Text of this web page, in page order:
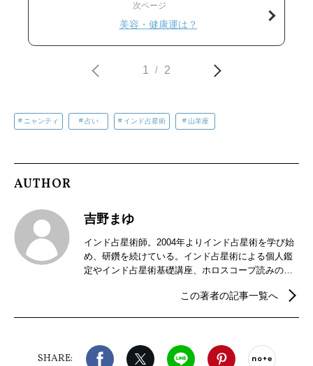
次ページ
美容・健康運は？
1 / 2
ニャンティ 占い インド占星術 山羊座
AUTHOR
吉野まゆ
インド占星術師。2004年よりインド占星術を学び始
め、研鑽を続けている。インド占星術による個人鑑
定やインド占星術基礎講座、ホロスコープ読みの講
ガ手帳の制作販売を行っている。この著者の記事一覧へ
SHARE:
Facebook X（旧twitter）
LINE Pinterest